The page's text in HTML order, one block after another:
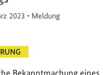
am
2023 • Meldung
Bekanntmachung eines